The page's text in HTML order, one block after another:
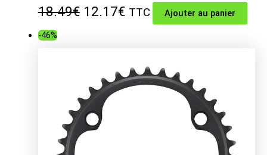
18.49€ Le
était :
18.49€.
12.17€Le
est :
TTC Ajouter au panier
-46%